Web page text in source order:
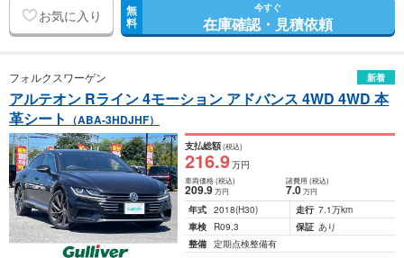
お気に入り 無
料
今すぐ
在庫確認・見積依頼
フォルクスワーゲン 新着
アルテオン Rライン 4モーション アドバンス 4WD 4WD 本
革シート （ABA-3HDJHF）
支払総額(税込)
216.9万円
車両価格(税込)
209.9万円
諸費用 (税込)
7.0 万円
年式 2018(H30) 走行 7.1万km
車検
R09.3 保証 あり
整備 定期点検整備有